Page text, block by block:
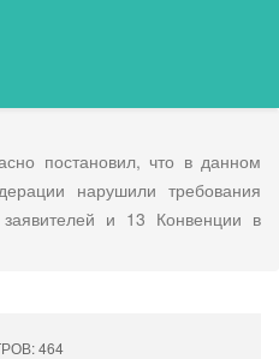
постановил, что в данном
нарушили требования
и 13 Конвенции в
464